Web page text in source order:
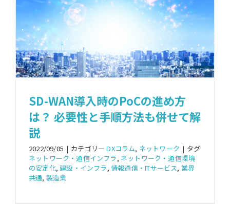
SD-WAN導入時のPoCの進め方
は？ 必要性と手順方法も併せて解
説
2022/09/05 | カテゴリーDXコラム, ネットワーク | タグ
ネットワーク・通信インフラ, ネットワーク・通信環境
の安定化,建設・インフラ,情報通信・ITサービス, 業界
共通, 製造業